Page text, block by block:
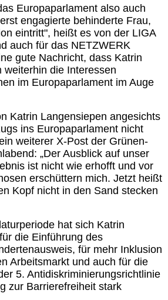
Europaparlament also auch
engagierte behinderte Frau,
eintritt", heißt es von der LIGA
auch für das NETZWERK
gute Nachricht, dass Katrin
weiterhin die Interessen
im Europaparlament im Auge
Katrin Langensiepen angesichts
ins Europaparlament nicht
weiterer X-Post der Grünen-
„Der Ausblick auf unser
ist nicht wie erhofft und vor
erschüttern mich. Jetzt heißt
Kopf nicht in den Sand stecken
hat sich Katrin
die Einführung des
für mehr Inklusion
Arbeitsmarkt und auch für die
5. Antidiskriminierungsrichtlinie
zur Barrierefreiheit stark